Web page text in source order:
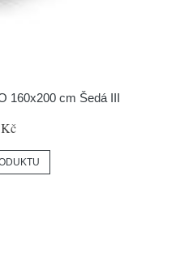
160x200 cm Šedá III